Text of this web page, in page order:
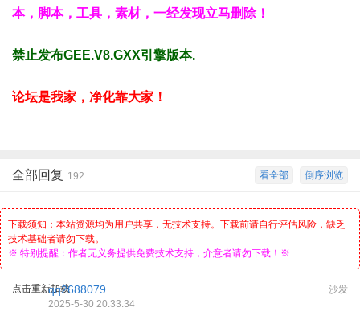
本，脚本，工具，素材，一经发现立马删除！
禁止发布GEE.V8.GXX引擎版本.
论坛是我家，净化靠大家！
倒序浏览
看全部
全部回复 192
下载须知：本站资源均为用户共享，无技术支持。下载前请自行评估风险，缺乏
技术基础者请勿下载。
※ 特别提醒：作者无义务提供免费技术支持，介意者请勿下载！※
点击重新加载 沙发
qq2688079
2025-5-30 20:33:34